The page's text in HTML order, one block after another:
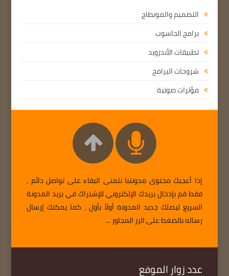
التصميم والمونطاج
برامج الحاسوب
تطبيقات الأندرويد
شروحات البرامج
مؤثرات صوتية
إذا أعجبك محتوى مدونتنا نتمنى البقاء على تواصل دائم ،
فقط قم بإدخال بريدك الإلكتروني للإشتراك في بريد المدونة
السريع ليصلك جديد المدونة أولاً بأول ، كما يمكنك إرسال
رساله بالضغط على الزر المجاور ...
عدد زوار الموقع